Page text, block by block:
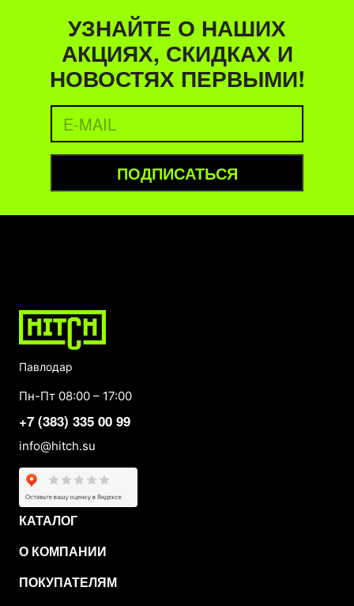
УЗНАЙТЕ О НАШИХ
АКЦИЯХ, СКИДКАХ И
НОВОСТЯХ ПЕРВЫМИ!
ПОДПИСАТЬСЯ
Павлодар
Пн-Пт 08:00 – 17:00
+7 (383) 335 00 99
info@hitch.su
КАТАЛОГ
О КОМПАНИИ
ПОКУПАТЕЛЯМ